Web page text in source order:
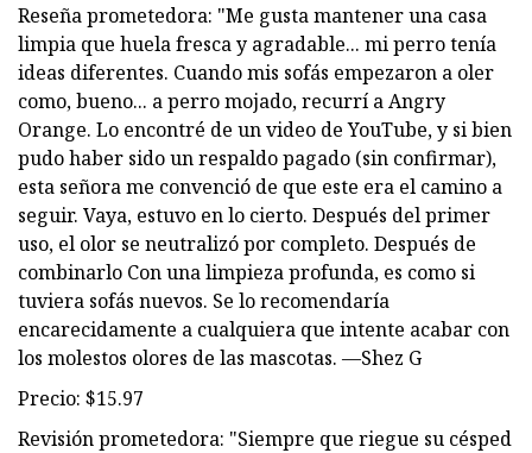
Reseña prometedora: "Me gusta mantener una casa
limpia que huela fresca y agradable... mi perro tenía
ideas diferentes. Cuando mis sofás empezaron a oler
como, bueno... a perro mojado, recurrí a Angry
Orange. Lo encontré de un video de YouTube, y si bien
pudo haber sido un respaldo pagado (sin confirmar),
esta señora me convenció de que este era el camino a
seguir. Vaya, estuvo en lo cierto. Después del primer
uso, el olor se neutralizó por completo. Después de
combinarlo Con una limpieza profunda, es como si
tuviera sofás nuevos. Se lo recomendaría
encarecidamente a cualquiera que intente acabar con
los molestos olores de las mascotas. —Shez G
Precio: $15.97
Revisión prometedora: "Siempre que riegue su césped